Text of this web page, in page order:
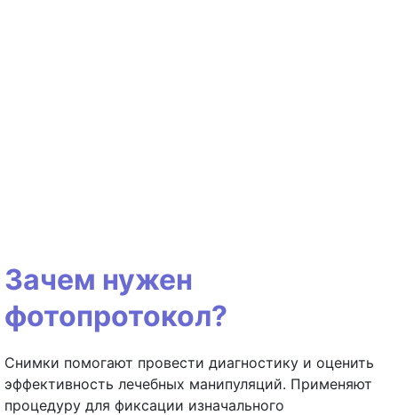
Зачем нужен
фотопротокол?
Снимки помогают провести диагностику и оценить
эффективность лечебных манипуляций. Применяют
процедуру для фиксации изначального